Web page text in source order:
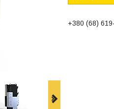
+380 (68)